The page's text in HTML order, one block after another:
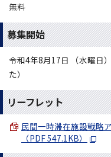
無料
募集開始
令和4年8月17日 （水曜日
た）
リーフレット
民間一時滞在施設戦略
（PDF 547.1KB）